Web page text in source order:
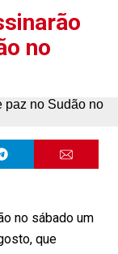
no
no sábado um
que